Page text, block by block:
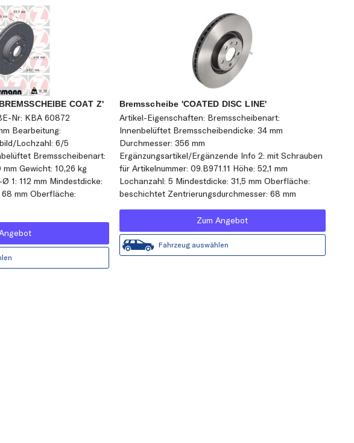
COAT Z'
Nr: KBA 60872
Bearbeitung:
Lochzahl: 6/5
Bremsscheibenart:
Gewicht: 10,26 kg
1: 112 mm Mindestdicke:
mm Oberfläche:
Bremsscheibe 'COATED DISC LINE'
Artikel-Eigenschaften: Bremsscheibenart:
Innenbelüftet Bremsscheibendicke: 34 mm
Durchmesser: 356 mm
Ergänzungsartikel/Ergänzende Info 2: mit Schrauben
für Artikelnummer: 09.B971.11 Höhe: 52,1 mm
Lochanzahl: 5 Mindestdicke: 31,5 mm Oberfläche:
beschichtet Zentrierungsdurchmesser: 68 mm
Zum Angebot
Fahrzeug auswählen